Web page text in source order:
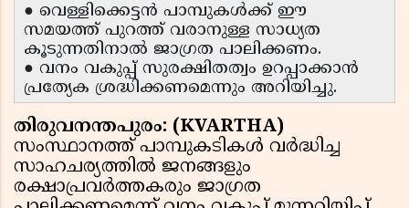
● വെള്ളിക്കെട്ടൻ പാമ്പുകൾക്ക് ഈ
സമയത്ത് പുറത്ത് വരാനുള്ള സാധ്യത
കൂടുന്നതിനാൽ ജാഗ്രത പാലിക്കണം.
● വനം വകുപ്പ് സുരക്ഷിതത്വം ഉറപ്പാക്കാൻ
പ്രത്യേക ശ്രദ്ധിക്കണമെന്നും അറിയിച്ചു.
തിരുവനന്തപുരം: (KVARTHA)
സംസ്ഥാനത്ത് പാമ്പുകടികൾ വർദ്ധിച്ച
സാഹചര്യത്തിൽ ജനങ്ങളും
രക്ഷാപ്രവർത്തകരും ജാഗ്രത